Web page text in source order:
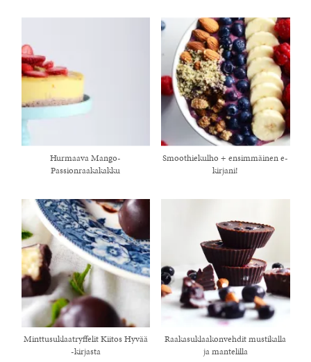
Hurmaava Mango-
Passionraakakakku
Smoothiekulho + ensimmäinen e-
kirjani!
Minttusuklaatryffelit Kiitos Hyvää
-kirjasta
Raakasuklaakonvehdit mustikalla
ja mantelilla